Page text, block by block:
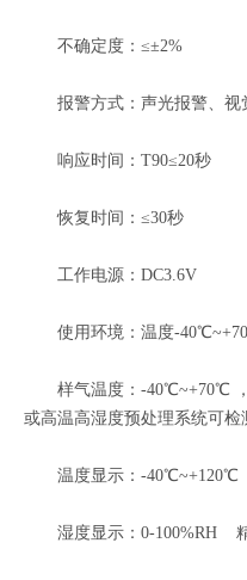
不确定度：≤±2%
报警方式：声光报警、视
响应时间：T90≤20秒
恢复时间：≤30秒
工作电源：DC3.6V
使用环境：温度-
样气温度：-40℃~+70℃ ，(
或高温高湿度预处理系统可检
温度显示：-40℃~+120℃
湿度显示：0-100%RH 精